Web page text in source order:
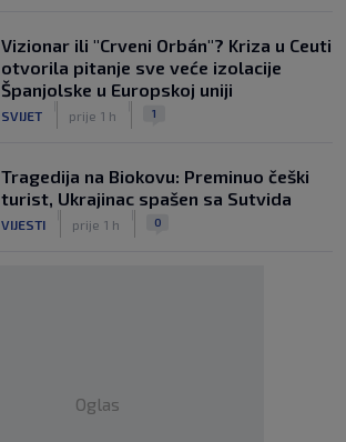
Vizionar ili "Crveni Orbán"? Kriza u Ceuti
otvorila pitanje sve veće izolacije
Španjolske u Europskoj uniji
SVIJET prije 1 h 1
Tragedija na Biokovu: Preminuo češki
turist, Ukrajinac spašen sa Sutvida
VIJESTI prije 1 h 0
Oglas